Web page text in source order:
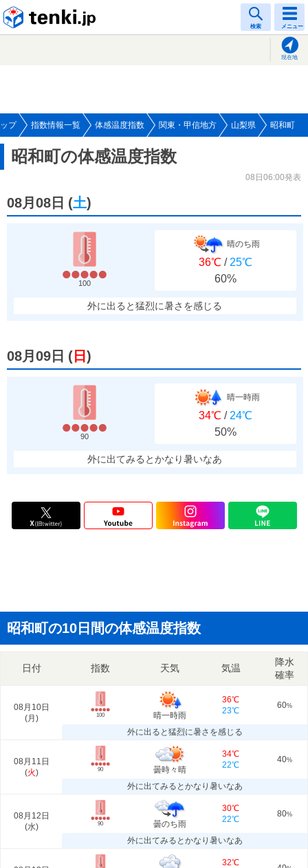
検索 メニュー
現在地
プ 指数情報一覧 体感温度指数 関東・甲信地方 山梨県 昭和町
昭和町の体感温度指数
08日06:00発表
08月08日 (土)
100
晴のち雨
36℃ / 25℃
60%
外に出ると猛烈に暑さを感じる
08月09日 ( 日 )
90
晴一時雨
34℃ / 24℃
50%
外に出てみるとかなり暑いなあ
昭和町の10日間の体感温度指数
日付 指数 天気 気温
降水
確率
08月10日
(月 ) 100 晴一時雨
36℃
23℃
60%
外に出ると猛烈に暑さを感じる
08月11日
(火) 90 曇時々晴
34℃
22℃
40%
外に出てみるとかなり暑いなあ
08月12日
(水) 90 曇のち雨
30℃
22℃
80%
外に出てみるとかなり暑いなあ
32℃